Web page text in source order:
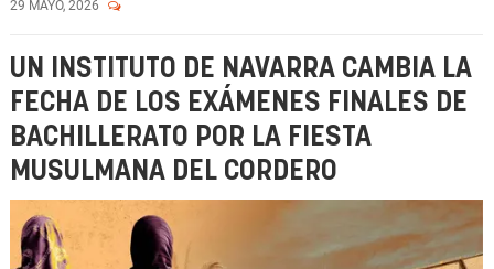
29 MAYO, 2026
UN INSTITUTO DE NAVARRA CAMBIA LA
FECHA DE LOS EXÁMENES FINALES DE
BACHILLERATO POR LA FIESTA
MUSULMANA DEL CORDERO